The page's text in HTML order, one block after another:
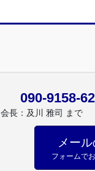
090-9158-
会長：及川 雅司 まで
メー
フォームで